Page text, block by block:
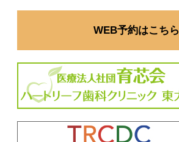
WEB予約はこちら